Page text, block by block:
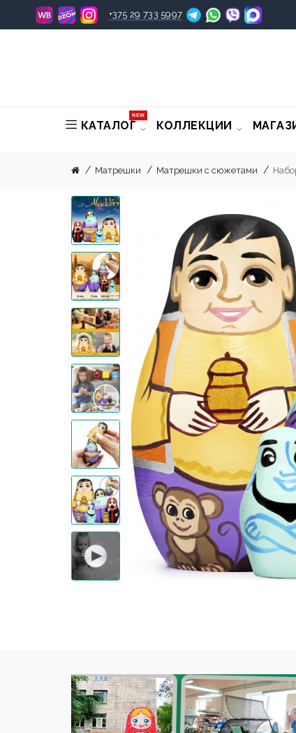
+375 29 733 5997
КАТАЛОГ
NEW
КОЛЛЕКЦИИ
Матрешки Матрешки с сюжетами